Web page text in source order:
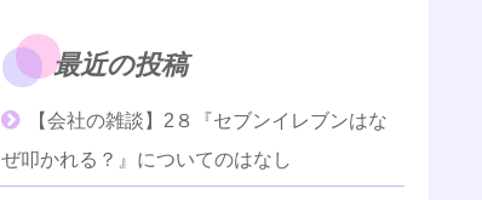
最近の投稿
【会社の雑談】2８『セブンイレブンはな
ぜ叩かれる？』についてのはなし